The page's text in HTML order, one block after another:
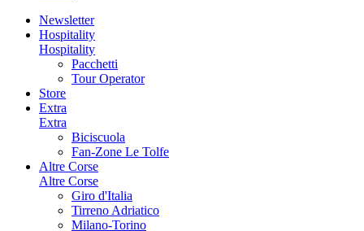
Newsletter
Hospitality
Hospitality
Pacchetti
Tour Operator
Store
Extra
Extra
Biciscuola
Fan-Zone Le Tolfe
Altre Corse
Altre Corse
Giro d'Italia
Tirreno Adriatico
Milano-Torino